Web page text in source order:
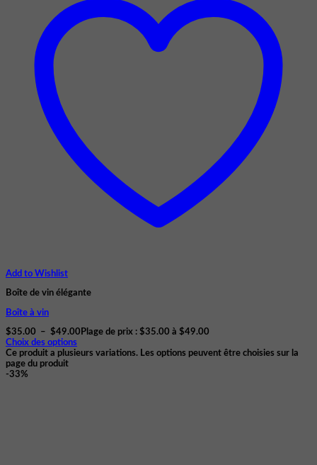
Add to Wishlist
Boîte de vin élégante
Boîte à vin
$35.00 – $49.00 Plage de prix : $35.00 à $49.00
Choix des options
Ce produit a plusieurs variations. Les options peuvent être choisies sur la
page du produit
-33%